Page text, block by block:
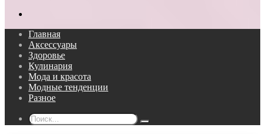
Главная
Аксессуары
Здоровье
Кулинария
Мода и красота
Модные тенденции
Разное
Поиск...